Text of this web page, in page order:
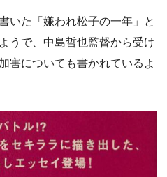
いた「嫌われ松子の一年」と
うで、中島哲也監督から受け
害についても書かれているよ